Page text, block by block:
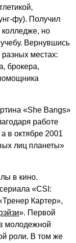
фу). Получил
но
Вернувшись
местах:
брокера,
«She Bangs»
работе
в октябре 2001
лиц планеты»
в кино.
«CSI:
Картер»,
». Первой
молодежной
роли. В том же